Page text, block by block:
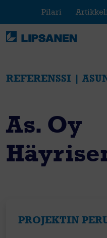
content
Pilari
REFERENSSI |
As. Oy
PROJEKTIN